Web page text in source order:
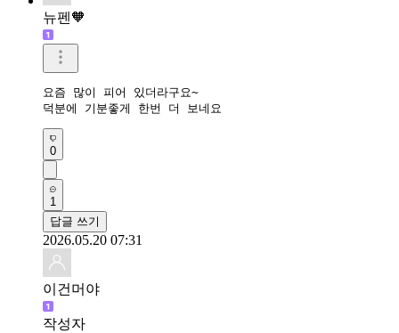
뉴펜🧡
요즘 많이 피어 있더라구요~
덕분에 기분좋게 한번 더 보네요
0
1
답글 쓰기
2026.05.20 07:31
이건머야
작성자